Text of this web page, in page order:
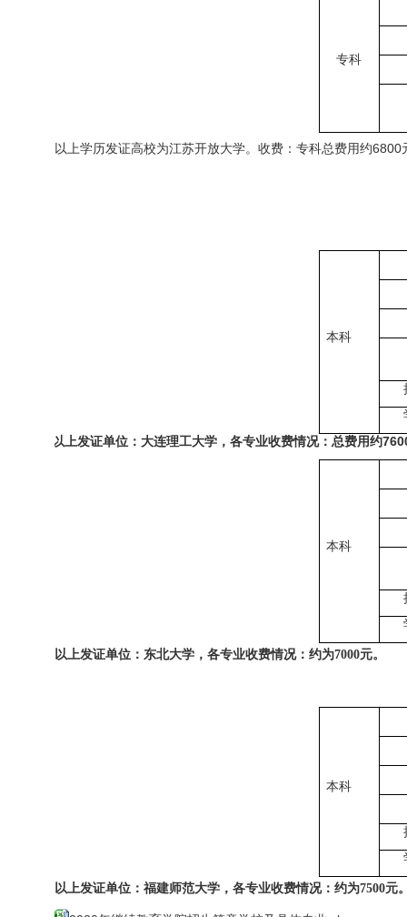
专科
以上学历发证高校为江苏开放大学。收费：专科总费用约6800
本科
以上发证单位：大连理工大学，各专业收费情况：总费用约
本科
以上发证单位：东北大学，各专业收费情况： 约为7000元。
本科
以上发证单位：福建师范大学，各专业收费情况： 约为7500元